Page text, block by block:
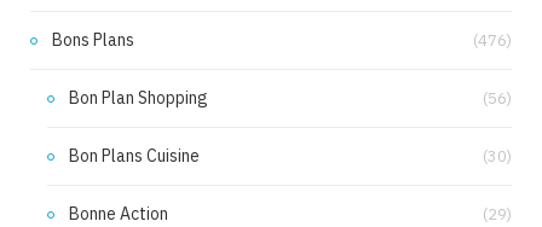
Bons Plans (476)
Bon Plan Shopping (56)
Bon Plans Cuisine (30)
Bonne Action (29)